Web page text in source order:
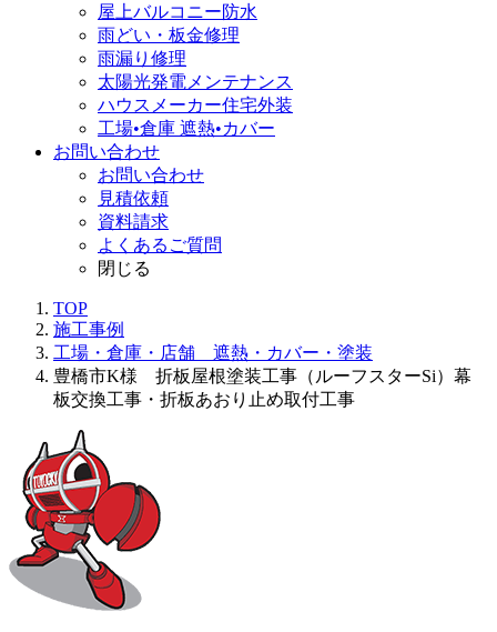
屋上バルコニー防水
雨どい・板金修理
雨漏り修理
太陽光発電メンテナンス
ハウスメーカー住宅外装
工場•倉庫 遮熱•カバー
お問い合わせ
お問い合わせ
見積依頼
資料請求
よくあるご質問
閉じる
TOP
施工事例
工場・倉庫・店舗 遮熱・カバー・塗装
豊橋市K様 折板屋根塗装工事（ルーフスターSi）幕
板交換工事・折板あおり止め取付工事